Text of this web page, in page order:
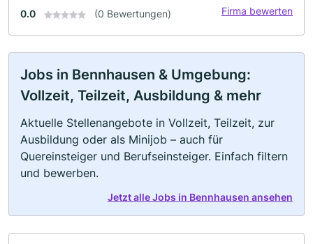
0.0 (0 Bewertungen) Firma bewerten
Jobs in Bennhausen & Umgebung:
Vollzeit, Teilzeit, Ausbildung & mehr
Aktuelle Stellenangebote in Vollzeit, Teilzeit, zur
Ausbildung oder als Minijob – auch für
Quereinsteiger und Berufseinsteiger. Einfach filtern
und bewerben.
Jetzt alle Jobs in Bennhausen ansehen